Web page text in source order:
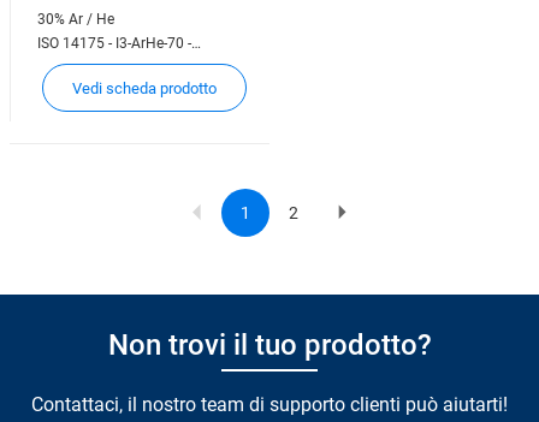
30% Ar / He
ISO 14175 - I3-ArHe-70 -
Saldatura TIG
Vedi scheda prodotto
Current
page
1 Page
2
Next
Non trovi il tuo prodotto?
Contattaci, il nostro team di supporto clienti può aiutarti!